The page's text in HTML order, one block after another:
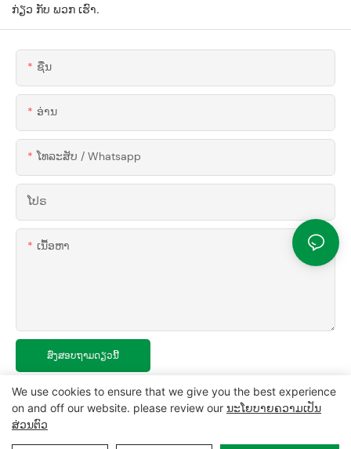
ກ່ຽວ ກັບ ພວກ ເຮົາ.
ຊື່ນ
ອ່ານ
ໂທລະສັບ / Whatsapp
ໂປຣ
ເນື້ອຫາ
ສົ່ງສອບຖາມດຽວນີ້
We use cookies to ensure that we give you the best experience
on and off our website. please review our ນະໂຍບາຍຄວາມເປັນ
ສ່ວນຕົວ